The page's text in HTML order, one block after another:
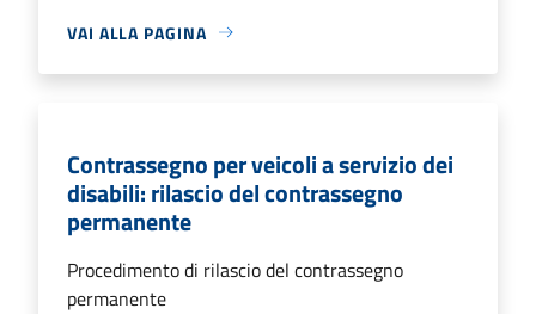
VAI ALLA PAGINA
Contrassegno per veicoli a servizio dei
disabili: rilascio del contrassegno
permanente
Procedimento di rilascio del contrassegno
permanente